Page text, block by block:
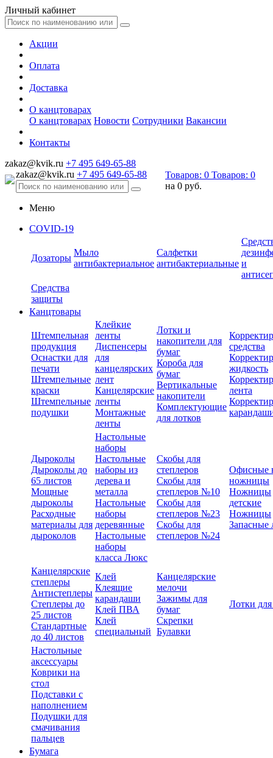
Личный кабинет
Акции
Оплата
Доставка
О канцтоварах
О канцтоварах Новости Сотрудники Вакансии
Контакты
zakaz@kvik.ru +7 495 649-65-88
zakaz@kvik.ru +7 495 649-65-88 Товаров: 0 Товаров: 0
на 0 руб.
Меню
COVID-19
Дозаторы
Мыло
антибактериальное
Салфетки
антибактериальные и
Средства
защиты
Канцтовары
Штемпельная
продукция
Оснастки для
печати
Штемпельные
краски
Штемпельные
подушки
Клейкие
ленты
Диспенсеры
для
канцелярских
лент
Канцелярские
ленты
Монтажные
ленты
Лотки и
накопители для
бумаг
Короба для
бумаг
Вертикальные
накопители
Комплектующие
для лотков
средства
жидкость
лента
Дыроколы
Дыроколы до
65 листов
Мощные
дыроколы
Расходные
материалы для
дыроколов
Настольные
наборы
Настольные
наборы из
дерева и
металла
Настольные
наборы
деревянные
Настольные
наборы
класса Люкс
Скобы для
степлеров
Скобы для
степлеров №10
Скобы для
степлеров №23
Скобы для
степлеров №24
Офисные
ножницы
Ножницы
детские
Ножницы
Запасные
Канцелярские
степлеры
Антистеплеры
Степлеры до
25 листов
Стандартные
до 40 листов
Клей
Клеящие
карандаши
Клей ПВА
Клей
специальный
Канцелярские
мелочи
Зажимы для
бумаг
Скрепки
Булавки
Лотки
Настольные
аксессуары
Коврики на
стол
Подставки с
наполнением
Подушки для
смачивания
пальцев
Бумага